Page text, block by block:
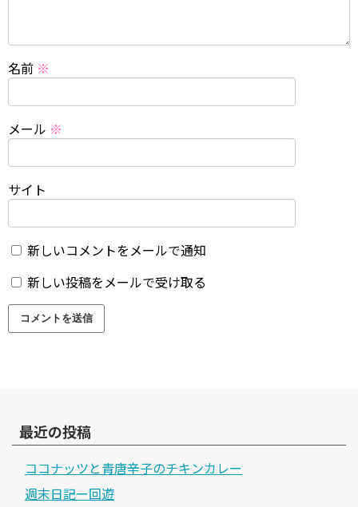
名前 ※
メール ※
サイト
新しいコメントをメールで通知
新しい投稿をメールで受け取る
最近の投稿
ココナッツと青唐辛子のチキンカレー
週末日記ー回遊